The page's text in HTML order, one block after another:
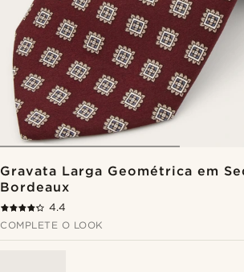
Gravata Larga Geométrica em
Bordeaux
4.4
COMPLETE O LOOK